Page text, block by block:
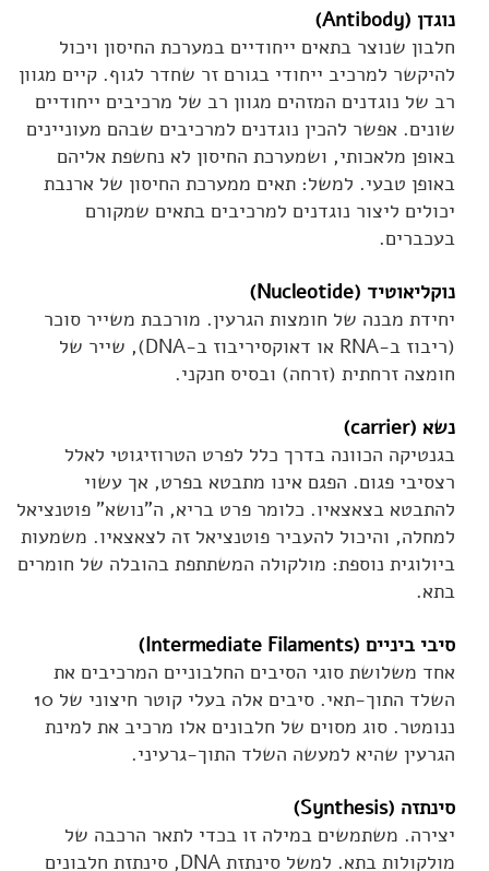
נוגדן (Antibody)
חלבון שנוצר בתאים ייחודיים במערכת החיסון ויכול
להיקשר למרכיב ייחודי בגורם זר שחדר לגוף. קיים מגוון
רב של נוגדנים המזהים מגוון רב של מרכיבים ייחודיים
שונים. אפשר להכין נוגדנים למרכיבים שבהם מעוניינים
באופן מלאכותי, ושמערכת החיסון לא נחשפת אליהם
באופן טבעי. למשל: תאים ממערכת החיסון של ארנבת
יכולים ליצור נוגדנים למרכיבים בתאים שמקורם
בעכברים.
נוקליאוטיד (Nucleotide)
יחידת מבנה של חומצות הגרעין. מורכבת משייר סוכר
(ריבוז ב-RNA או דאוקסיריבוז ב-DNA), שייר של
חומצה זרחתית (זרחה) ובסיס חנקני.
נשא (carrier)
בגנטיקה הכוונה בדרך כלל לפרט הטרוזיגוטי לאלל
רצסיבי פגום. הפגם אינו מתבטא בפרט, אך עשוי
להתבטא בצאצאיו. כלומר פרט בריא, ה"נושא" פוטנציאל
למחלה, והיכול להעביר פוטנציאל זה לצאצאיו. משמעות
ביולוגית נוספת: מולקולה המשתתפת בהובלה של חומרים
בתא.
סיבי ביניים (Intermediate Filaments)
אחד משלושת סוגי הסיבים החלבוניים המרכיבים את
השלד התוך-תאי. סיבים אלה בעלי קוטר חיצוני של 10
ננומטר. סוג מסוים של חלבונים אלו מרכיב את למינת
הגרעין שהיא למעשה השלד התוך-גרעיני.
סינתזה (Synthesis)
יצירה. משתמשים במילה זו בכדי לתאר הרכבה של
מולקולות בתא. למשל סינתזת DNA, סינתזת חלבונים